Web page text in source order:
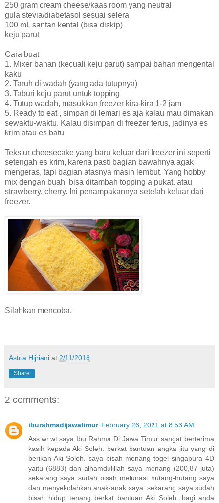
250 gram cream cheese/kaas room yang neutral
gula stevia/diabetasol sesuai selera
100 mL santan kental (bisa diskip)
keju parut
Cara buat
1. Mixer bahan (kecuali keju parut) sampai bahan mengental
kaku
2. Taruh di wadah (yang ada tutupnya)
3. Taburi keju parut untuk topping
4. Tutup wadah, masukkan freezer kira-kira 1-2 jam
5. Ready to eat , simpan di lemari es aja kalau mau dimakan
sewaktu-waktu. Kalau disimpan di freezer terus, jadinya es
krim atau es batu
Tekstur cheesecake yang baru keluar dari freezer ini seperti
setengah es krim, karena pasti bagian bawahnya agak
mengeras, tapi bagian atasnya masih lembut. Yang hobby
mix dengan buah, bisa ditambah topping alpukat, atau
strawberry, cherry. Ini penampakannya setelah keluar dari
freezer.
Silahkan mencoba.
Astria Hijriani at 2/11/2018
Share
2 comments:
iburahmadijawatimur February 26, 2021 at 8:53 AM
Ass.wr.wt.saya Ibu Rahma Di Jawa Timur sangat berterima
kasih kepada Aki Soleh. berkat bantuan angka jitu yang di
berikan Aki Soleh. saya bisah menang togel singapura 4D
yaitu (6883) dan alhamdulillah saya menang (200,87 juta)
sekarang saya sudah bisah melunasi hutang-hutang saya
dan menyekolahkan anak-anak saya. sekarang saya sudah
bisah hidup tenang berkat bantuan Aki Soleh. bagi anda